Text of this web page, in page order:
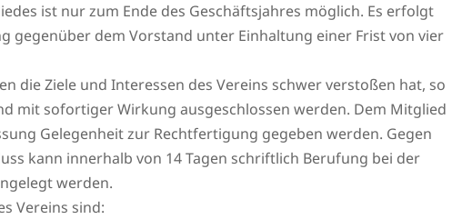
ist nur zum Ende des Geschäftsjahres möglich. Es erfolgt
gegenüber dem Vorstand unter Einhaltung einer Frist von vier
die Ziele und Interessen des Vereins schwer verstoßen hat, so
mit sofortiger Wirkung ausgeschlossen werden. Dem Mitglied
Gelegenheit zur Rechtfertigung gegeben werden. Gegen
kann innerhalb von 14 Tagen schriftlich Berufung bei der
werden.
Vereins sind: